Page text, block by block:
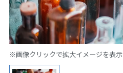
※画像クリックで拡大イメージを表示